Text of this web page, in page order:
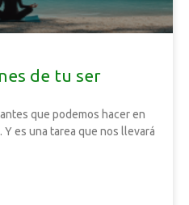
de tu ser
que podemos hacer en
es una tarea que nos llevará